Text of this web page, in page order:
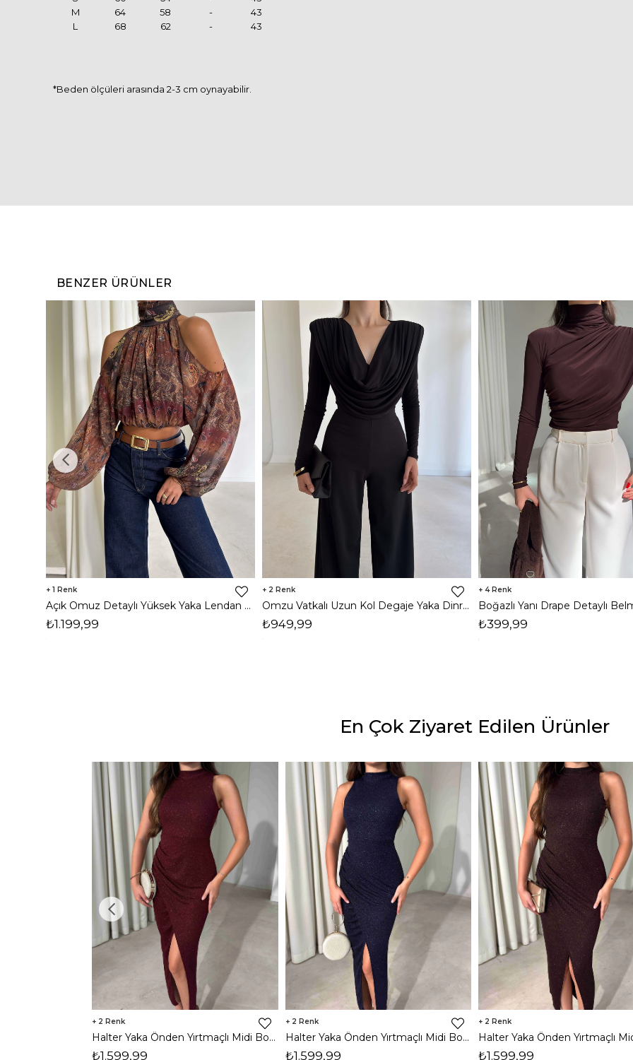
M
64 58 -
43
L
68 62 - 43
*Beden ölçüleri arasında 2-3 cm oynayabilir.
BENZER ÜRÜNLER
1
Açık Omuz Detaylı Yüksek Yaka Lendan Kahve Kadın bluz 26K026
₺1.199,99
2
Omzu Vatkalı Uzun Kol Degaje Yaka Dinre Kadın Siyah Bluz 26K101
₺949,99
4
₺399,99
En Çok Ziyaret Edilen Ürünler
2
Halter Yaka Önden Yırtmaçlı Midi Boy Bordo Hasre Kadın Elbise 26Y502
₺1.599,99
2
Halter Yaka Önden Yırtmaçlı Midi Boy Lacivert Hasre Kadın Elbise 26Y502
₺1.599,99
2
₺1.599,99